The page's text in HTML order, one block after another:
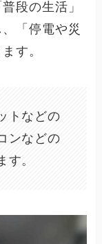
普段の生活」
「停電や災
す。
トなどの
ンなどの
。